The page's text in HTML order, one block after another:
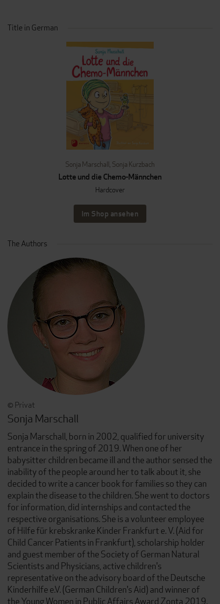
Title in German
Sonja Marschall, Sonja Kurzbach
Lotte und die Chemo-Männchen
Hardcover
Im Shop ansehen
The Authors
© Privat
Sonja Marschall
Sonja Marschall, born in 2002, qualified for university
entrance in the spring of 2019. When one of her
babysitter children became ill and the author sensed the
inability of the people around her to talk about it, she
decided to write a cancer book for families so they can
explain the disease to the children. She went to doctors
for information, did internships and contacted the
respective organisations. She is a volunteer employee
of Hilfe für krebskranke Kinder Frankfurt e. V. (Aid for
Child Cancer Patients in Frankfurt), scholarship holder
and guest member of the Society of German Natural
Scientists and Physicians, active children's
representative on the advisory board of the Deutsche
Kinderhilfe e.V. (German Children's Aid) and winner of
the Young Women in Public Affairs Award Zonta 2019.